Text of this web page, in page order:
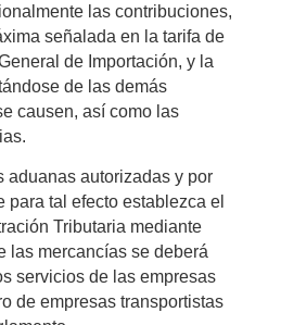
las contribuciones,
señalada en la tarifa de
de Importación, y la
de las demás
causen, así como las
aduanas autorizadas y por
para tal efecto establezca el
Tributaria mediante
las mercancías se deberá
servicios de las empresas
de empresas transportistas